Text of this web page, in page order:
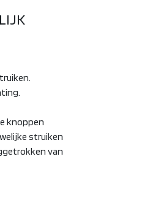
knoppen
struiken
van